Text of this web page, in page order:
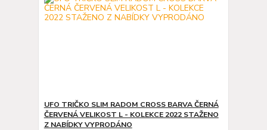
UFO TRIČKO SLIM RADOM CROSS BARVA ČERNÁ
ČERVENÁ VELIKOST L - KOLEKCE 2022 STAŽENO
Z NABÍDKY VYPRODÁNO